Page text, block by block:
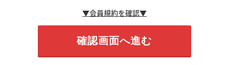
▼会員規約を確認▼